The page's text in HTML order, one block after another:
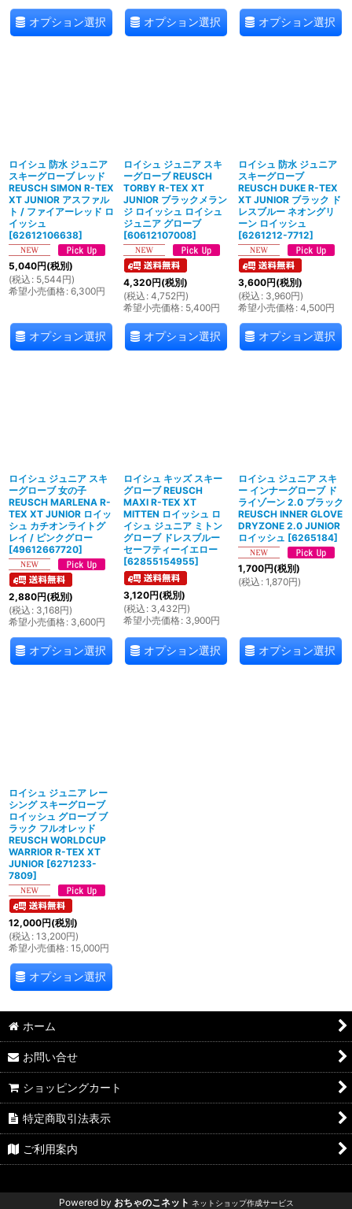
オプション選択 オプション選択 オプション選択
ロイシュ 防水 ジュニア
スキーグローブ レッド
REUSCH SIMON R-TEX
XT JUNIOR アスファル
ト / ファイアーレッド ロ
イッシュ
[62612106638]
5,040円(税別)
(税込 : 5,544円)
希望小売価格: 6,300円
オプション選択
ロイシュ ジュニア スキ
ーグローブ REUSCH
TORBY R-TEX XT
JUNIOR ブラックメラン
ジ ロイッシュ ロイシュ
ジュニア グローブ
[60612107008]
4,320円(税別)
(税込 : 4,752円)
希望小売価格: 5,400円
オプション選択
ロイシュ 防水 ジュニア
スキーグローブ
REUSCH DUKE R-TEX
XT JUNIOR ブラック ド
レスブルー ネオングリ
ーン ロイッシュ
[6261212-7712]
3,600円(税別)
(税込 : 3,960円)
希望小売価格: 4,500円
オプション選択
ロイシュ ジュニア スキ
ーグローブ 女の子
REUSCH MARLENA R-
TEX XT JUNIOR ロイッ
シュ カチオンライトグ
レイ / ピンクグロー
[49612667720]
2,880円(税別)
(税込 : 3,168円)
希望小売価格: 3,600円
オプション選択
ロイシュ キッズ スキー
グローブ REUSCH
MAXI R-TEX XT
MITTEN ロイッシュ ロ
イシュ ジュニア ミトン
グローブ ドレスブルー
セーフティーイエロー
[62855154955]
3,120円(税別)
(税込 : 3,432円)
希望小売価格: 3,900円
オプション選択
ロイシュ ジュニア スキ
ー インナーグローブ ド
ライゾーン 2.0 ブラック
REUSCH INNER GLOVE
DRYZONE 2.0 JUNIOR
ロイッシュ [6265184]
1,700円(税別)
(税込 : 1,870円)
オプション選択
ロイシュ ジュニア レー
シング スキーグローブ
ロイッシュ グローブ ブ
ラック フルオレッド
REUSCH WORLDCUP
WARRIOR R-TEX XT
JUNIOR [6271233-
7809]
12,000円(税別)
(税込 : 13,200円)
希望小売価格: 15,000円
オプション選択
ホーム
お問い合せ
ショッピングカート
特定商取引法表示
ご利用案内
Powered by おちゃのこネット ネットショップ作成サービス